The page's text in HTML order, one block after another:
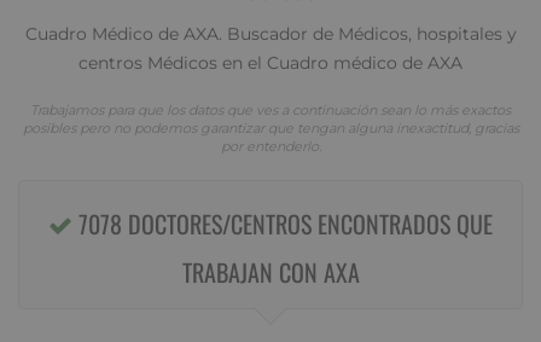
Cuadro Médico de AXA. Buscador de Médicos, hospitales y
centros Médicos en el Cuadro médico de AXA
Trabajamos para que los datos que ves a continuación sean lo más exactos
posibles pero no podemos garantizar que tengan alguna inexactitud, gracias
por entenderlo.
7078 DOCTORES/CENTROS ENCONTRADOS QUE
TRABAJAN CON AXA